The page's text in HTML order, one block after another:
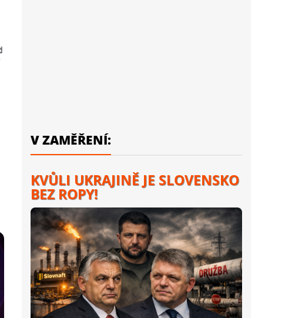
V ZAMĚŘENÍ:
KVŮLI UKRAJINĚ JE SLOVENSKO
BEZ ROPY!